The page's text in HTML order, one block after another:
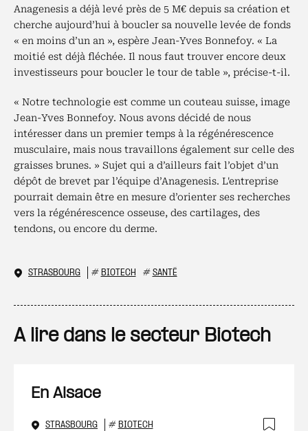
Anagenesis a déjà levé près de 5 M€ depuis sa création et
cherche aujourd’hui à boucler sa nouvelle levée de fonds
« en moins d’un an », espère Jean-Yves Bonnefoy. « La
moitié est déjà fléchée. Il nous faut trouver encore deux
investisseurs pour boucler le tour de table », précise-t-il.
« Notre technologie est comme un couteau suisse, image
Jean-Yves Bonnefoy. Nous avons décidé de nous
intéresser dans un premier temps à la régénérescence
musculaire, mais nous travaillons également sur celle des
graisses brunes. » Sujet qui a d’ailleurs fait l’objet d’un
dépôt de brevet par l’équipe d’Anagenesis. L'entreprise
pourrait demain être en mesure d’orienter ses recherches
vers la régénérescence osseuse, des cartilages, des
tendons, ou encore du derme.
STRASBOURG # BIOTECH # SANTÉ
A lire dans le secteur Biotech
En Alsace
STRASBOURG # BIOTECH